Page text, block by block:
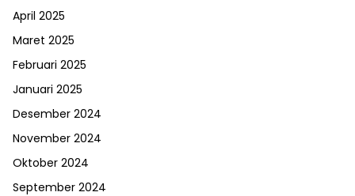
April 2025
Maret 2025
Februari 2025
Januari 2025
Desember 2024
November 2024
Oktober 2024
September 2024